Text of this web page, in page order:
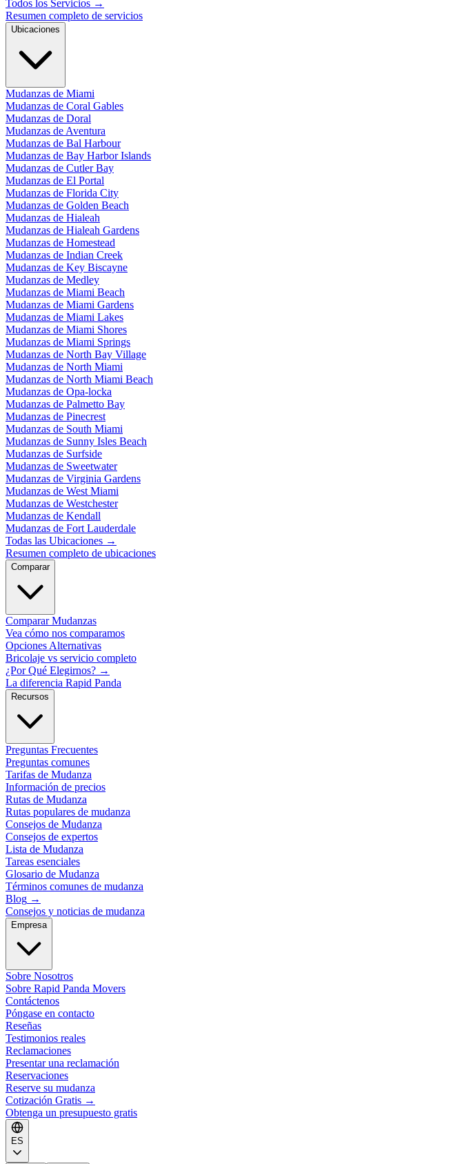
Todos los Servicios →
Resumen completo de servicios
Ubicaciones
Mudanzas de Miami
Mudanzas de Coral Gables
Mudanzas de Doral
Mudanzas de Aventura
Mudanzas de Bal Harbour
Mudanzas de Bay Harbor Islands
Mudanzas de Cutler Bay
Mudanzas de El Portal
Mudanzas de Florida City
Mudanzas de Golden Beach
Mudanzas de Hialeah
Mudanzas de Hialeah Gardens
Mudanzas de Homestead
Mudanzas de Indian Creek
Mudanzas de Key Biscayne
Mudanzas de Medley
Mudanzas de Miami Beach
Mudanzas de Miami Gardens
Mudanzas de Miami Lakes
Mudanzas de Miami Shores
Mudanzas de Miami Springs
Mudanzas de North Bay Village
Mudanzas de North Miami
Mudanzas de North Miami Beach
Mudanzas de Opa-locka
Mudanzas de Palmetto Bay
Mudanzas de Pinecrest
Mudanzas de South Miami
Mudanzas de Sunny Isles Beach
Mudanzas de Surfside
Mudanzas de Sweetwater
Mudanzas de Virginia Gardens
Mudanzas de West Miami
Mudanzas de Westchester
Mudanzas de Kendall
Mudanzas de Fort Lauderdale
Todas las Ubicaciones →
Resumen completo de ubicaciones
Comparar
Comparar Mudanzas
Vea cómo nos comparamos
Opciones Alternativas
Bricolaje vs servicio completo
¿Por Qué Elegirnos? →
La diferencia Rapid Panda
Recursos
Preguntas Frecuentes
Preguntas comunes
Tarifas de Mudanza
Información de precios
Rutas de Mudanza
Rutas populares de mudanza
Consejos de Mudanza
Consejos de expertos
Lista de Mudanza
Tareas esenciales
Glosario de Mudanza
Términos comunes de mudanza
Blog →
Consejos y noticias de mudanza
Empresa
Sobre Nosotros
Sobre Rapid Panda Movers
Contáctenos
Póngase en contacto
Reseñas
Testimonios reales
Reclamaciones
Presentar una reclamación
Reservaciones
Reserve su mudanza
Cotización Gratis →
Obtenga un presupuesto gratis
ES